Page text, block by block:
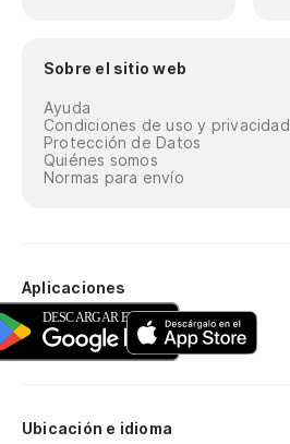
Sobre el sitio web
Ayuda
Condiciones de uso y privacidad
Protección de Datos
Quiénes somos
Normas para envío
Aplicaciones
Ubicación e idioma